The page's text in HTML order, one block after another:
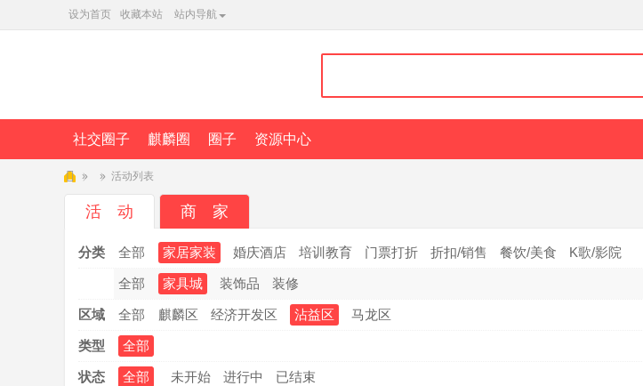
设为首页 收藏本站 站内导航
社交圈子 麒麟圈 圈子 资源中心
» » 活动列表
活 动 商 家
分类 全部 家居家装 婚庆酒店 培训教育 门票打折 折扣/销售 餐饮/美食 K歌/影院
全部 家具城 装饰品 装修
区域 全部 麒麟区 经济开发区 沾益区 马龙区
类型 全部
状态 全部 未开始 进行中 已结束